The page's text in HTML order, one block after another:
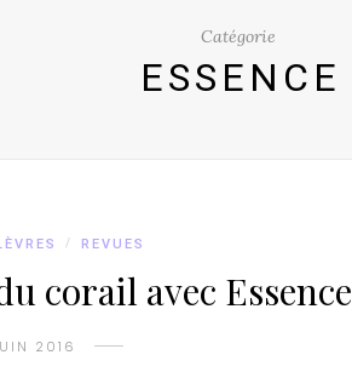
Catégorie
ESSENCE
/ REVUES
corail avec Essence
2016